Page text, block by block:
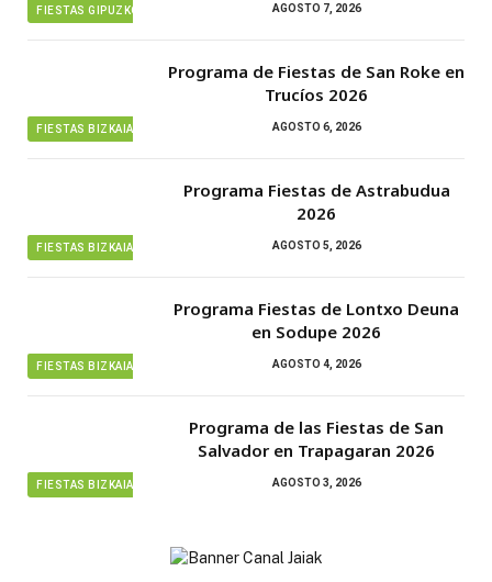
FIESTAS GIPUZKOA AGOSTO 7, 2026
FIESTAS BIZKAIA
Programa de Fiestas de San Roke en
Trucíos 2026
AGOSTO 6, 2026
FIESTAS BIZKAIA
Programa Fiestas de Astrabudua
2026
AGOSTO 5, 2026
FIESTAS BIZKAIA
Programa Fiestas de Lontxo Deuna
en Sodupe 2026
AGOSTO 4, 2026
FIESTAS BIZKAIA
Programa de las Fiestas de San
Salvador en Trapagaran 2026
AGOSTO 3, 2026